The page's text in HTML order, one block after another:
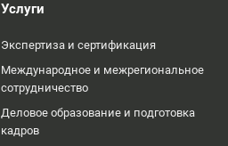
Услуги
Экспертиза и сертификация
Международное и межрегиональное
сотрудничество
Деловое образование и подготовка
кадров